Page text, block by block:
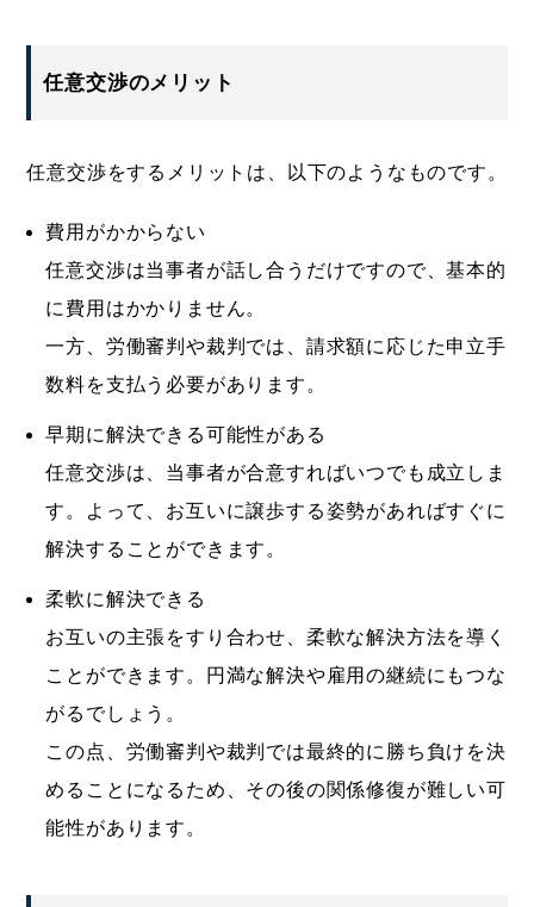
任意交渉のメリット
任意交渉をするメリットは、以下のようなものです。
費用がかからない
任意交渉は当事者が話し合うだけですので、基本的
に費用はかかりません。
一方、労働審判や裁判では、請求額に応じた申立手
数料を支払う必要があります。
早期に解決できる可能性がある
任意交渉は、当事者が合意すればいつでも成立しま
す。よって、お互いに譲歩する姿勢があればすぐに
解決することができます。
柔軟に解決できる
お互いの主張をすり合わせ、柔軟な解決方法を導く
ことができます。円満な解決や雇用の継続にもつな
がるでしょう。
この点、労働審判や裁判では最終的に勝ち負けを決
めることになるため、その後の関係修復が難しい可
能性があります。